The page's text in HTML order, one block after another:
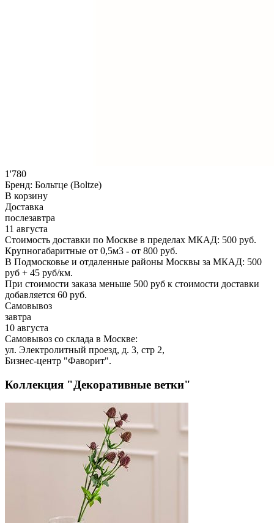
1'780
Бренд: Больтце (Boltze)
В корзину
Доставка
послезавтра
11 августа
Стоимость доставки по Москве в пределах МКАД: 500 руб.
Крупногабаритные от 0,5м3 - от 800 руб.
В Подмосковье и отдаленные районы Москвы за МКАД: 500
руб + 45 руб/км.
При стоимости заказа меньше 500 руб к стоимости доставки
добавляется 60 руб.
Самовывоз
завтра
10 августа
Самовывоз со склада в Москве:
ул. Электролитный проезд, д. 3, стр 2,
Бизнес-центр "Фаворит".
Коллекция "Декоративные ветки"